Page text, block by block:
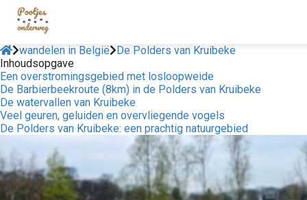
wandelen in België
De Polders van Kruibeke
Inhoudsopgave
Een overstromingsgebied met losloopweide
De Barbierbeekroute (8km) in de Polders van Kruibeke
De watervallen van Kruibeke
Veel geuren, geluiden en overvliegende vogels
De Polders van Kruibeke: een prachtig natuurgebied